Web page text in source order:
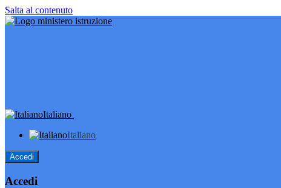
Salta al contenuto
Italiano
Italiano
Accedi
Accedi